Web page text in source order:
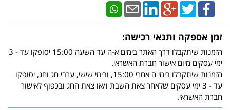
זמן אספקה ותנאי רכישה:
הזמנות שיתקבלו דרך האתר בימים א-ה עד השעה 15:00 יסופקו עד - 3
ימי עסקים מיום אישור חברת האשראי.
הזמנות שיתקבלו בימי ה אחרי 15:00, ובימי שישי, ערבי חג וחג, יסופקו
עד - 3 ימי עסקים שלאחר צאת השבת ו/או צאת החג ובכפוף לאישור
חברת האשראי.